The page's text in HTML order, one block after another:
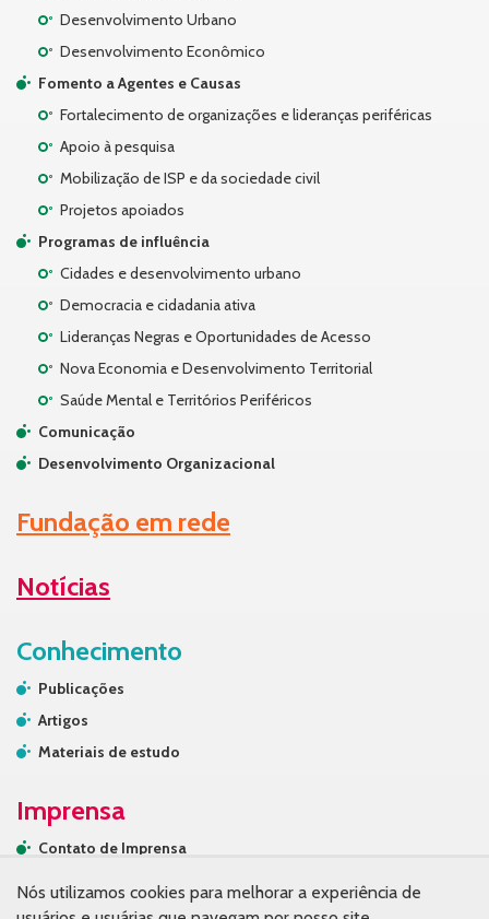
Desenvolvimento Urbano
Desenvolvimento Econômico
Fomento a Agentes e Causas
Fortalecimento de organizações e lideranças periféricas
Apoio à pesquisa
Mobilização de ISP e da sociedade civil
Projetos apoiados
Programas de influência
Cidades e desenvolvimento urbano
Democracia e cidadania ativa
Lideranças Negras e Oportunidades de Acesso
Nova Economia e Desenvolvimento Territorial
Saúde Mental e Territórios Periféricos
Comunicação
Desenvolvimento Organizacional
Fundação em rede
Notícias
Conhecimento
Publicações
Artigos
Materiais de estudo
Imprensa
Contato de Imprensa
Na mídia
Nós utilizamos cookies para melhorar a experiência de